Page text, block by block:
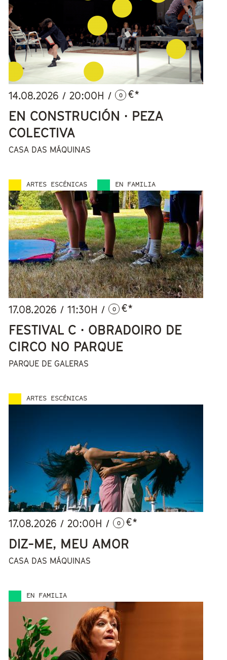
14.08.2026 /20:00H / 0 €*
EN CONSTRUCIÓN · PEZA
COLECTIVA
CASA DAS MÁQUINAS
ARTES ESCÉNICAS EN FAMILIA
17.08.2026 /11:30H / 0 €*
FESTIVAL C · OBRADOIRO DE
CIRCO NO PARQUE
PARQUE DE GALERAS
ARTES ESCÉNICAS
17.08.2026 /20:00H / 0 €*
DIZ-ME, MEU AMOR
CASA DAS MÁQUINAS
EN FAMILIA